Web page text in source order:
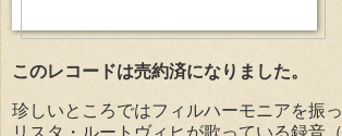
このレコードは売約済になりました。
珍しいところではフィルハーモニアを振